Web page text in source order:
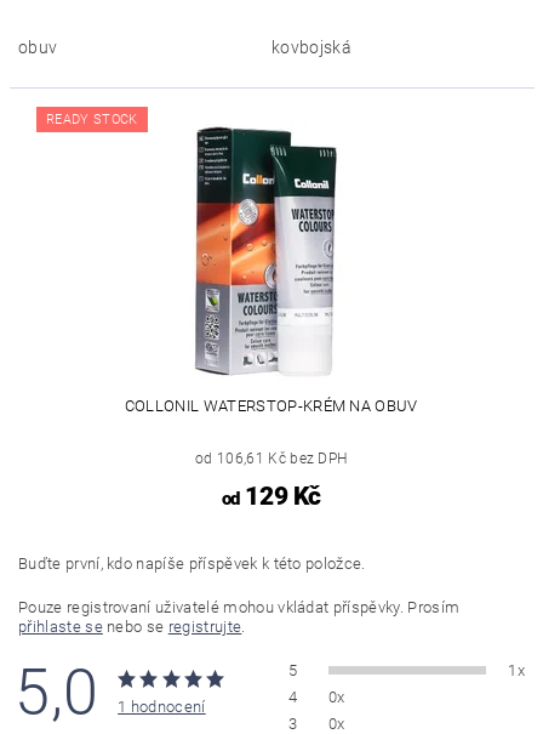
obuv kovbojská
READY STOCK
COLLONIL WATERSTOP-KRÉM NA OBUV
od 106,61 Kč bez DPH
od129 Kč
Buďte první, kdo napíše příspěvek k této položce.
Pouze registrovaní uživatelé mohou vkládat příspěvky. Prosím
přihlaste senebo se registrujte
5,0 1 hodnocení
5
1x
4
0x
3
0x